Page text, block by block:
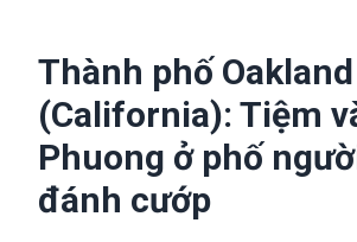
Thành phố Oakland
(California): Tiệm
Phuong ở phố
đánh cướp